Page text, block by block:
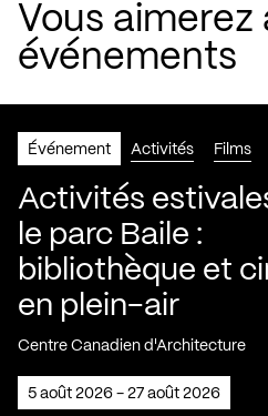
Vous aimerez
événements
Événement Activités Films
Activités
le parc Baile :
bibliothèque et
en plein-air
Centre Canadien d'Architecture
5 août 2026 - 27 août 2026